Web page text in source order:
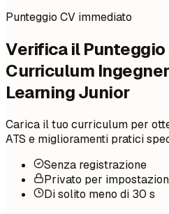
Punteggio CV immediato
Verifica il Punteggio
Curriculum
Learning Junior
Carica il tuo curriculum per
ATS e miglioramenti pratici
Senza registrazione
Privato per
Di solito meno di 30 s